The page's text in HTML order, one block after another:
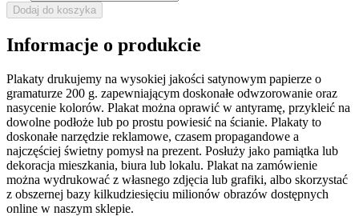
Dodaj do koszyka
Informacje o produkcie
Plakaty drukujemy na wysokiej jakości satynowym papierze o
gramaturze 200 g. zapewniającym doskonałe odwzorowanie oraz
nasycenie kolorów. Plakat można oprawić w antyramę, przykleić na
dowolne podłoże lub po prostu powiesić na ścianie. Plakaty to
doskonałe narzędzie reklamowe, czasem propagandowe a
najczęściej świetny pomysł na prezent. Posłuży jako pamiątka lub
dekoracja mieszkania, biura lub lokalu. Plakat na zamówienie
można wydrukować z własnego zdjęcia lub grafiki, albo skorzystać
z obszernej bazy kilkudziesięciu milionów obrazów dostępnych
online w naszym sklepie.